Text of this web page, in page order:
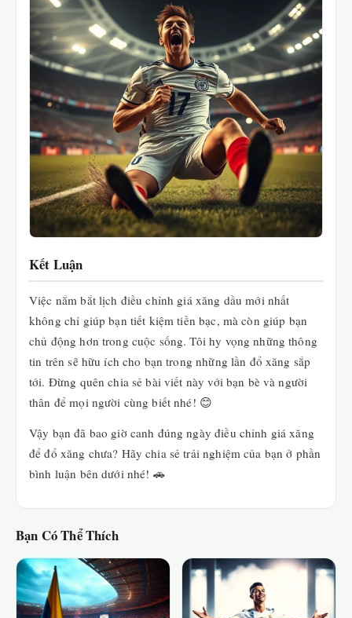
Kết Luận
Việc nắm bắt lịch điều chỉnh giá xăng dầu mới nhất
không chỉ giúp bạn tiết kiệm tiền bạc, mà còn giúp bạn
chủ động hơn trong cuộc sống. Tôi hy vọng những thông
tin trên sẽ hữu ích cho bạn trong những lần đổ xăng sắp
tới. Đừng quên chia sẻ bài viết này với bạn bè và người
thân để mọi người cùng biết nhé! 😊
Vậy bạn đã bao giờ canh đúng ngày điều chỉnh giá xăng
để đổ xăng chưa? Hãy chia sẻ trải nghiệm của bạn ở phần
bình luận bên dưới nhé! 🚗
Bạn Có Thể Thích